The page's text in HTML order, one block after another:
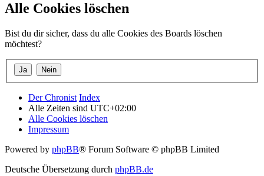
Alle Cookies löschen
Bist du dir sicher, dass du alle Cookies des Boards löschen
möchtest?
Der Chronist Index
Alle Zeiten sind UTC+02:00
Alle Cookies löschen
Impressum
Powered by phpBB® Forum Software © phpBB Limited
Deutsche Übersetzung durch phpBB.de